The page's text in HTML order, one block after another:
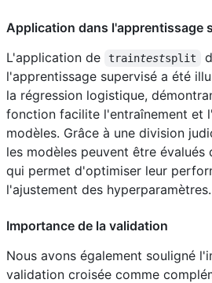
Application dans l'apprentissage
L'application de
traintestsplit
l'apprentissage supervisé a été
la régression logistique,
fonction facilite l'entraînement et
modèles. Grâce à une division
les modèles peuvent être évalués
qui permet d'optimiser leur
l'ajustement des hyperparamètres.
Importance de la validation
Nous avons également souligné
validation croisée comme